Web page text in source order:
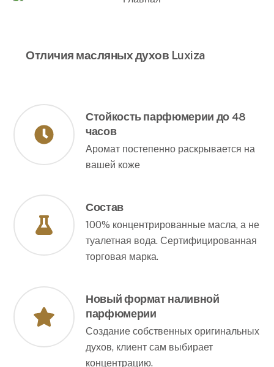
Отличия масляных духов Luxiza
Стойкость парфюмерии до 48
часов
Аромат постепенно раскрывается на
вашей коже
Состав
100% концентрированные масла, а не
туалетная вода. Сертифицированная
торговая марка.
Новый формат наливной
парфюмерии
Создание собственных оригинальных
духов, клиент сам выбирает
концентрацию.